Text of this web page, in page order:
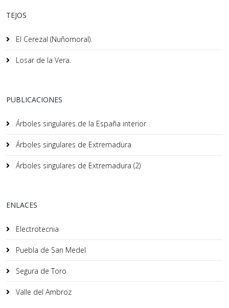
TEJOS
El Cerezal (Nuñomoral).
Losar de la Vera.
PUBLICACIONES
Árboles singulares de la España interior
Árboles singulares de Extremadura
Árboles singulares de Extremadura (2)
ENLACES
Electrotecnia
Puebla de San Medel
Segura de Toro
Valle del Ambroz